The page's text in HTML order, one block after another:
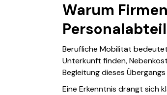
Warum
Berufliche Mobilität
Unterkunft finden,
Begleitung dieses
Eine Erkenntnis drängt sich